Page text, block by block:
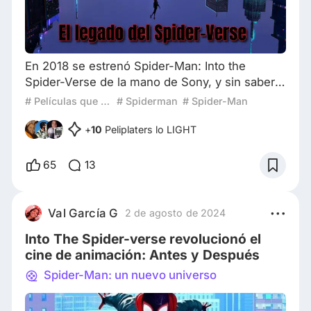
En 2018 se estrenó Spider-Man: Into the
Spider-Verse de la mano de Sony, y sin saberlo
estábamos frente a una película destinada a
en los años siguientes. Esa transformación se
Man: Across the Spider-Verse, cuya impronta
# Películas que definen generaciones # Spiderman # Spider-Man
+10 Peliplaters lo LIGHT
65 13
Val García G 2 de agosto de 2024
Into The Spider-verse revolucionó el
cine de animación: Antes y Después
Spider-Man: un nuevo universo